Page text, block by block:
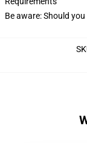
Be aware: Should